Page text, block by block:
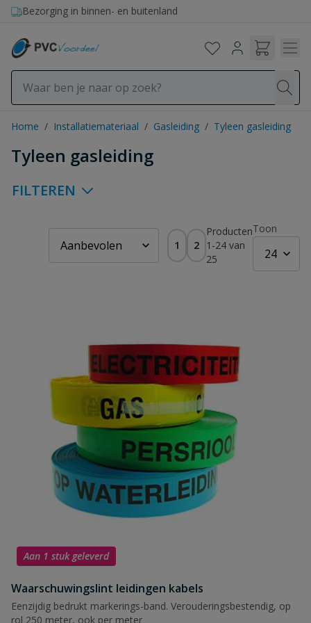
Ga naar de inhoud
Bezorging in binnen- en buitenland
Home / Installatiemateriaal / Gasleiding / Tyleen gasleiding
Tyleen gasleiding
FILTEREN
Producten
1 -24 van
25
1 2
Toon
Aan 1 stuk geleverd
Waarschuwingslint leidingen kabels
Eenzijdig bedrukt markerings-band. Verouderingsbestendig, op
rol 250 meter, ook per meter